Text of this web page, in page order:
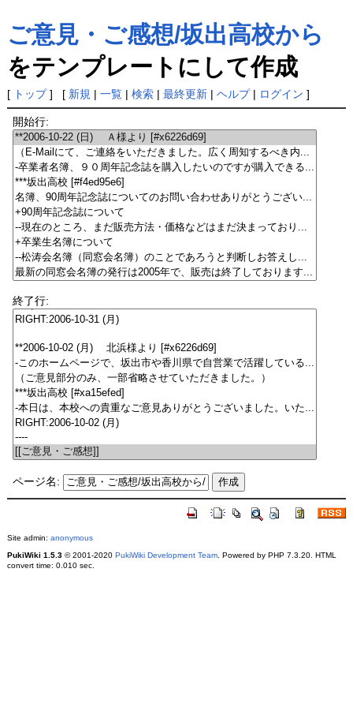
ご意見・ご感想/坂出高校から
をテンプレートにして作成
[ トップ] [ 新規 | 一覧| 検索| 最終更新| ヘルプ| ログイン ]
開始行:
終了行:
ページ名:
Site admin: anonymous
PukiWiki 1.5.3© 2001-2020 PukiWiki Development Team. Powered by PHP 7.3.20. HTML
convert time: 0.010 sec.